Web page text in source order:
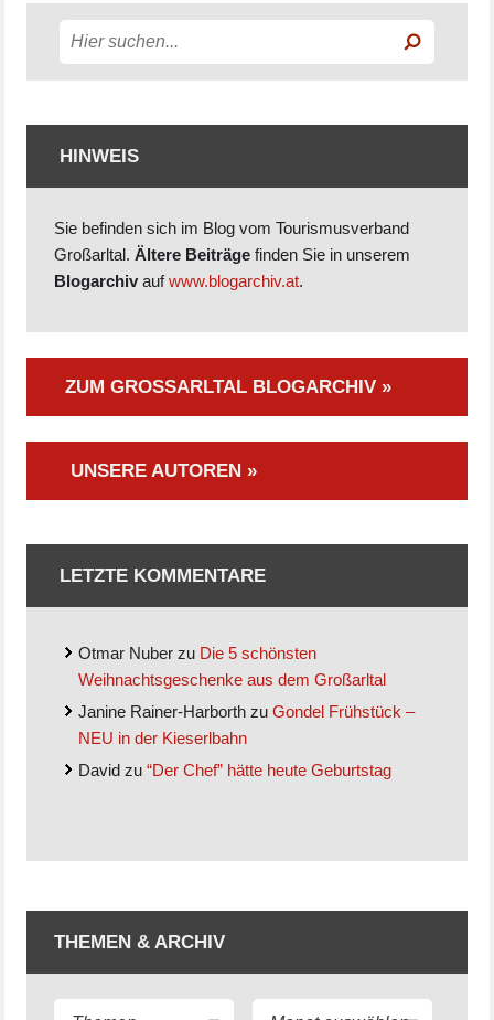
HINWEIS
Sie befinden sich im Blog vom Tourismusverband
Großarltal.Ältere Beiträge finden Sie in unserem
Blogarchiv aufwww.blogarchiv.at.
ZUM GROSSARLTAL BLOGARCHIV »
UNSERE AUTOREN »
LETZTE KOMMENTARE
Otmar Nuber zu Die 5 schönsten
Weihnachtsgeschenke aus dem Großarltal
Janine Rainer-Harborth zuGondel Frühstück –
NEU in der Kieserlbahn
David zu“Der Chef” hätte heute Geburtstag
THEMEN & ARCHIV